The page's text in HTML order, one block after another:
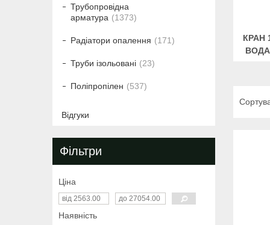
КРАН
Трубопровідна
арматура
1373
Радіатори опалення 171
Труби ізольовані 23
Поліпропілен 537
Відгуки
Фільтри
Ціна
Наявність